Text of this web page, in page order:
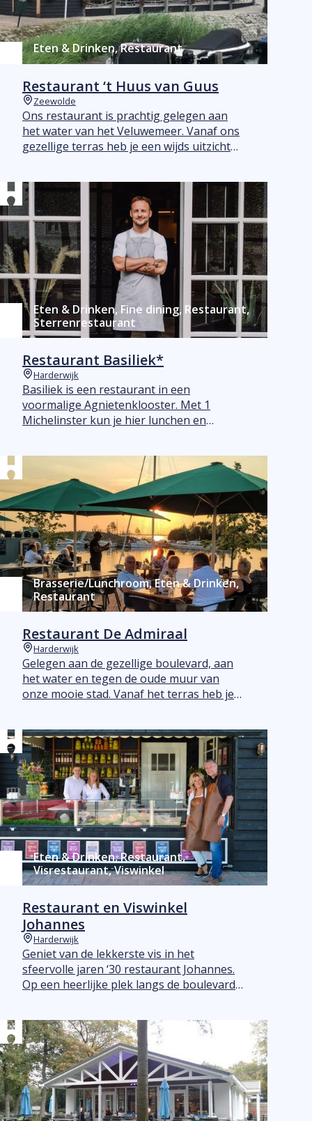
Eten & Drinken, Restaurant
Restaurant ‘t Huus van Guus
Plaats
Zeewolde
Ons restaurant is prachtig gelegen aan
het water van het Veluwemeer. Vanaf ons
gezellige terras heb je een wijds uitzicht
Eten & Drinken, Fine dining, Restaurant,
Sterrenrestaurant
Restaurant Basiliek*
Plaats
Harderwijk
Basiliek is een restaurant in een
voormalige Agnietenklooster. Met 1
Michelinster kun je hier lunchen en
Brasserie/Lunchroom, Eten & Drinken,
Restaurant
Restaurant De Admiraal
Plaats
Harderwijk
Gelegen aan de gezellige boulevard, aan
het water en tegen de oude muur van
onze mooie stad. Vanaf het terras heb je
Eten & Drinken, Restaurant,
Visrestaurant, Viswinkel
Restaurant en Viswinkel
Johannes
Plaats
Harderwijk
Geniet van de lekkerste vis in het
sfeervolle jaren ‘30 restaurant Johannes.
Op een heerlijke plek langs de boulevard
smaakvolle vis-én vleesgerechten eet.